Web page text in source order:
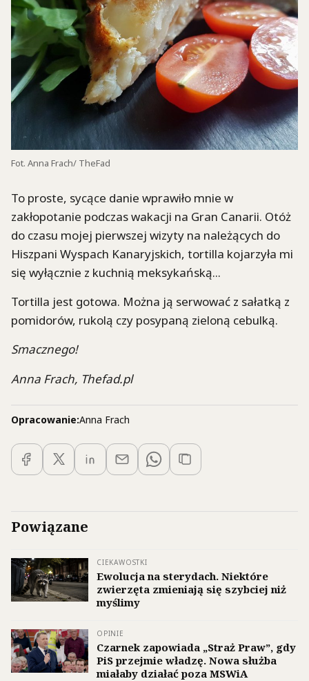
Fot. Anna Frach/ TheFad
To proste, sycące danie wprawiło mnie w
zakłopotanie podczas wakacji na Gran Canarii. Otóż
do czasu mojej pierwszej wizyty na należących do
Hiszpani Wyspach Kanaryjskich, tortilla kojarzyła mi
się wyłącznie z kuchnią meksykańską...
Tortilla jest gotowa. Można ją serwować z sałatką z
pomidorów, rukolą czy posypaną zieloną cebulką.
Smacznego!
Anna Frach, Thefad.pl
Opracowanie:Anna Frach
Powiązane
CIEKAWOSTKI
Ewolucja na sterydach. Niektóre
zwierzęta zmieniają się szybciej niż
myślimy
OPINIE
Czarnek zapowiada „Straż Praw”, gdy
PiS przejmie władzę. Nowa służba
miałaby działać poza MSWiA